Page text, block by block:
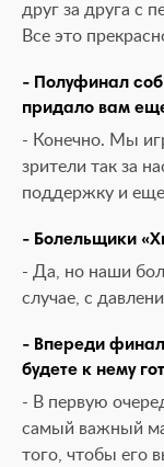
друг за друга с
Все это
- Полуфинал
придало вам
- Конечно. Мы
зрители так за
поддержку и
- Болельщики
- Да, но наши
случае, с
- Впереди
будете к нему
- В первую
самый важный
того, чтобы его